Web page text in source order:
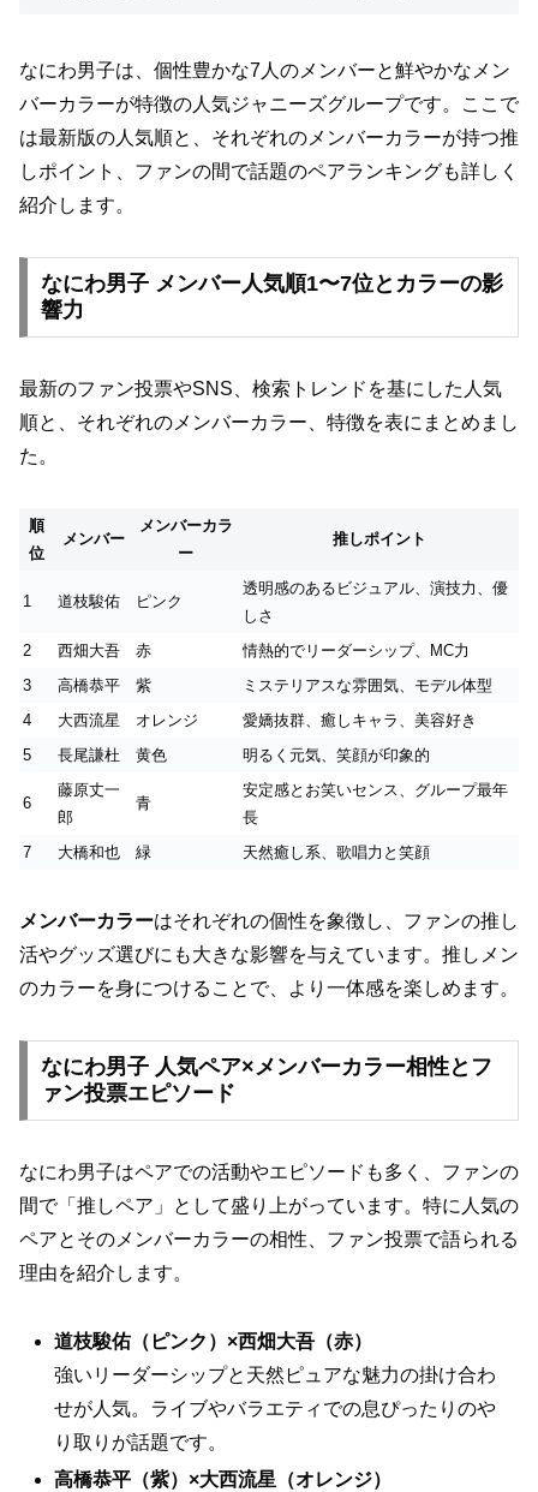
なにわ男子は、個性豊かな7人のメンバーと鮮やかなメン
バーカラーが特徴の人気ジャニーズグループです。ここで
は最新版の人気順と、それぞれのメンバーカラーが持つ推
しポイント、ファンの間で話題のペアランキングも詳しく
紹介します。
なにわ男子 メンバー人気順1〜7位とカラーの影
響力
最新のファン投票やSNS、検索トレンドを基にした人気
順と、それぞれのメンバーカラー、特徴を表にまとめまし
た。
順
位
メンバー
メンバーカラ
ー
推しポイント
1 道枝駿佑 ピンク
透明感のあるビジュアル、演技力、優
しさ
2
西畑大吾 赤
情熱的でリーダーシップ、MC力
3
高橋恭平 紫
ミステリアスな雰囲気、モデル体型
4
大西流星 オレンジ
愛嬌抜群、癒しキャラ、美容好き
5
長尾謙杜 黄色 明るく元気、笑顔が印象的
6
藤原丈一
郎
青
安定感とお笑いセンス、グループ最年
長
7
大橋和也 緑 天然癒し系、歌唱力と笑顔
メンバーカラーはそれぞれの個性を象徴し、ファンの推し
活やグッズ選びにも大きな影響を与えています。推しメン
のカラーを身につけることで、より一体感を楽しめます。
なにわ男子 人気ペア×メンバーカラー相性とフ
ァン投票エピソード
なにわ男子はペアでの活動やエピソードも多く、ファンの
間で「推しペア」として盛り上がっています。特に人気の
ペアとそのメンバーカラーの相性、ファン投票で語られる
理由を紹介します。
道枝駿佑（ピンク）×西畑大吾（赤）
強いリーダーシップと天然ピュアな魅力の掛け合わ
せが人気。ライブやバラエティでの息ぴったりのや
り取りが話題です。
高橋恭平（紫）×大西流星（オレンジ）